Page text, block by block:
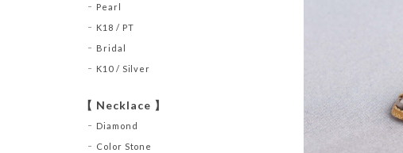
Pearl
K18 / PT
Bridal
K10 / Silver
【 Necklace 】
Diamond
Color Stone